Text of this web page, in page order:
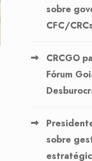
sobre
CFC/
CRCGO
Fórum
sobre